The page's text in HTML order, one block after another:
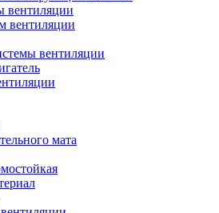
вентиляции
вентиляции
вентиляции
мата